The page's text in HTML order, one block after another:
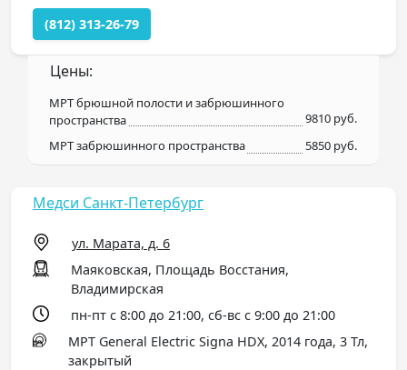
(812) 313-26-79
Цены:
МРТ брюшной полости и забрюшинного
пространства
9810 руб.
МРТ забрюшинного пространства
5850 руб.
Медси Санкт-Петербург
ул. Марата, д. 6
Маяковская, Площадь Восстания,
Владимирская
пн-пт с 8:00 до 21:00, сб-вс с 9:00 до 21:00
МРТ General Electric Signa HDX, 2014 года, 3 Тл,
закрытый